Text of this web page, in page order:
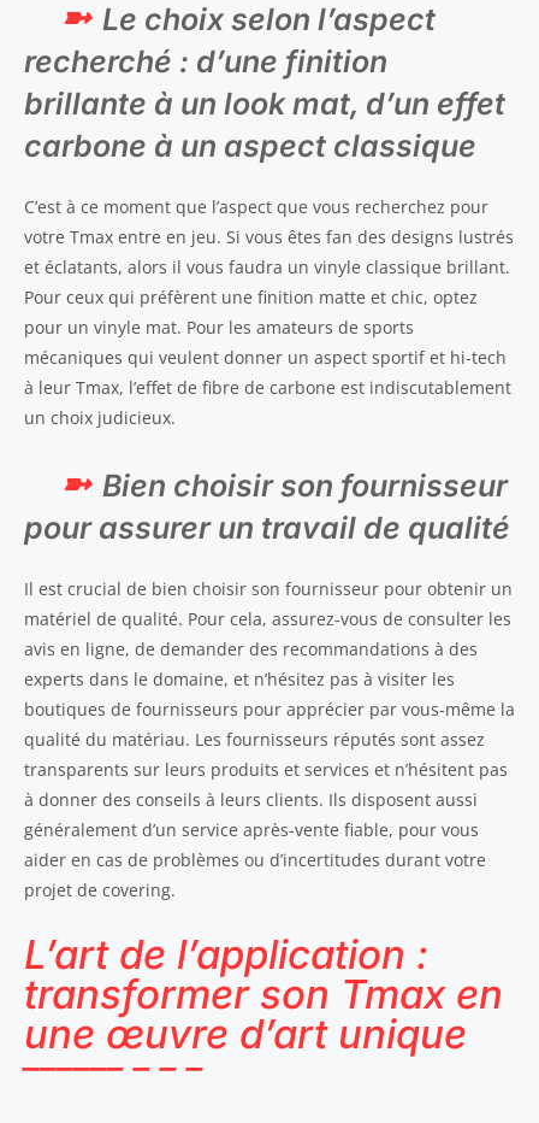
Le choix selon l’aspect
recherché : d’une finition
brillante à un look mat, d’un effet
carbone à un aspect classique
C’est à ce moment que l’aspect que vous recherchez pour
votre Tmax entre en jeu. Si vous êtes fan des designs lustrés
et éclatants, alors il vous faudra un vinyle classique brillant.
Pour ceux qui préfèrent une finition matte et chic, optez
pour un vinyle mat. Pour les amateurs de sports
mécaniques qui veulent donner un aspect sportif et hi-tech
à leur Tmax, l’effet de fibre de carbone est indiscutablement
un choix judicieux.
Bien choisir son fournisseur
pour assurer un travail de qualité
Il est crucial de bien choisir son fournisseur pour obtenir un
matériel de qualité. Pour cela, assurez-vous de consulter les
avis en ligne, de demander des recommandations à des
experts dans le domaine, et n’hésitez pas à visiter les
boutiques de fournisseurs pour apprécier par vous-même la
qualité du matériau. Les fournisseurs réputés sont assez
transparents sur leurs produits et services et n’hésitent pas
à donner des conseils à leurs clients. Ils disposent aussi
généralement d’un service après-vente fiable, pour vous
aider en cas de problèmes ou d’incertitudes durant votre
projet de covering.
L’art de l’application :
transformer son Tmax en
une œuvre d’art unique